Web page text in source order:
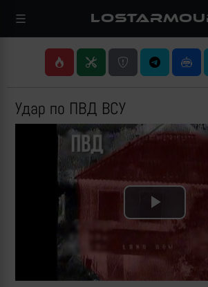
Удар по ПВД ВСУ
Play
Video